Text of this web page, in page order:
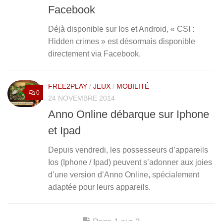
Facebook
Déjà disponible sur Ios et Android, « CSI :
Hidden crimes » est désormais disponible
directement via Facebook.
0
FREE2PLAY / JEUX / MOBILITÉ
24 NOVEMBRE 2014
Anno Online débarque sur Iphone
et Ipad
Depuis vendredi, les possesseurs d’appareils
Ios (Iphone / Ipad) peuvent s’adonner aux joies
d’une version d’Anno Online, spécialement
adaptée pour leurs appareils.